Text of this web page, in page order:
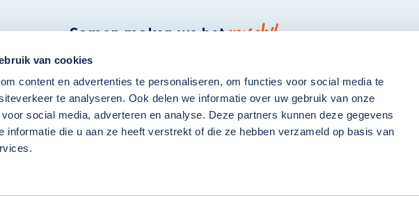
van cookies
content en advertenties te personaliseren, om functies voor social media te
te analyseren. Ook delen we informatie over uw gebruik van onze
social media, adverteren en analyse. Deze partners kunnen deze gegevens
informatie die u aan ze heeft verstrekt of die ze hebben verzameld op basis van
Samen maken we hetverschil
Snel naar:
Locaties
Werken bij Gemiva
Handige linkjes:
Nieuws
Contact